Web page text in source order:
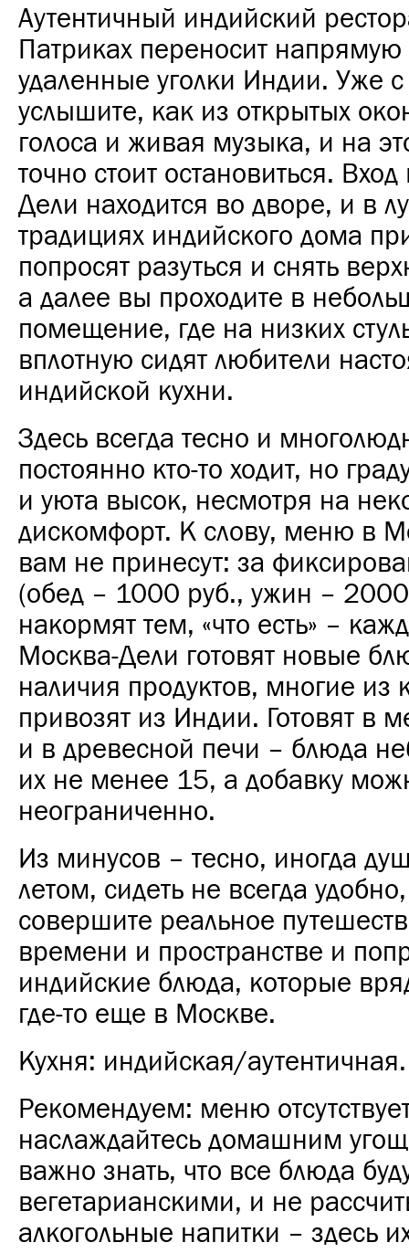
Аутентичный индийский
Патриках переносит
удаленные уголки Индии. Уже
услышите, как из открытых
голоса и живая музыка, и на
точно стоит остановиться.
Дели находится во дворе, и в
традициях индийского дома
попросят разуться и снять
а далее вы проходите в
помещение, где на низких
вплотную сидят любители
индийской кухни.
Здесь всегда тесно и
постоянно кто-то ходит, но
и уюта высок, несмотря на
дискомфорт. К слову, меню в
вам не принесут: за
(обед – 1000 руб., ужин –
накормят тем, «что есть» –
Москва-Дели готовят новые
наличия продуктов, многие из
привозят из Индии. Готовят в
и в древесной печи – блюда
их не менее 15, а добавку
неограниченно.
Из минусов – тесно, иногда
летом, сидеть не всегда
совершите реальное
времени и пространстве и
индийские блюда, которые
где-то еще в Москве.
Кухня: индийская/аутентичная.
Рекомендуем: меню
наслаждайтесь домашним
важно знать, что все блюда
вегетарианскими, и не
алкогольные напитки – здесь